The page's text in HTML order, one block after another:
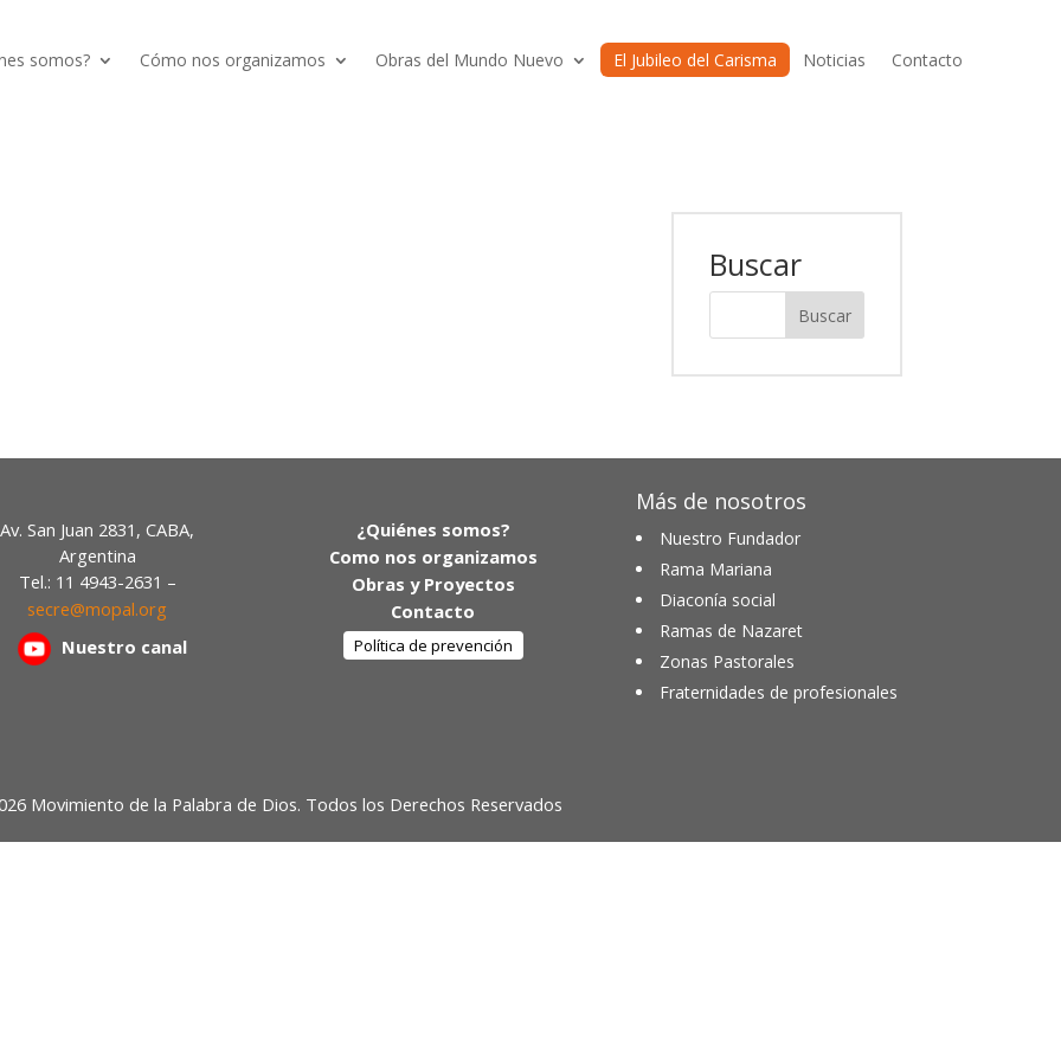
somos? Cómo nos organizamos Obras del Mundo Nuevo El Jubileo del Carisma Noticias Contacto
Buscar
Av. San Juan 2831, CABA,
Argentina
Tel.: 11 4943-2631 –
secre@mopal.org
Nuestro canal
¿Quiénes somos?
Como nos organizamos
Obras y Proyectos
Contacto
Política de prevención
Más de nosotros
Nuestro Fundador
Rama Mariana
Diaconía social
Ramas de Nazaret
Zonas Pastorales
Fraternidades de profesionales
Movimiento de la Palabra de Dios. Todos los Derechos Reservados